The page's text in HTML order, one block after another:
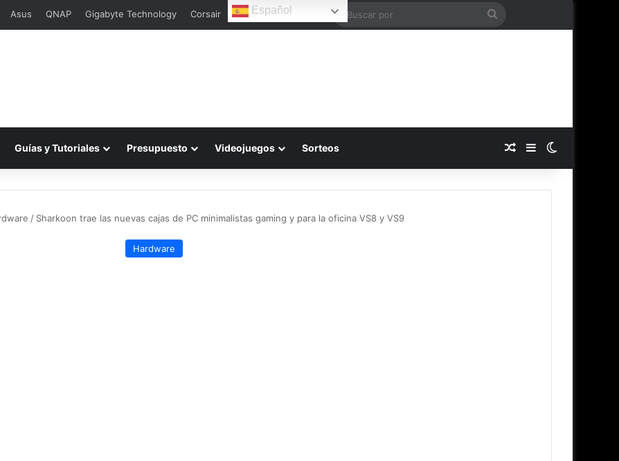
Asus QNAP Gigabyte Technology Corsair Español
Buscar
Guías y Tutoriales Presupuesto Videojuegos Sorteos Publicación al azar
Barra lateral
/ Sharkoon trae las nuevas cajas de PC minimalistas gaming y para la oficina VS8 y VS9
Hardware